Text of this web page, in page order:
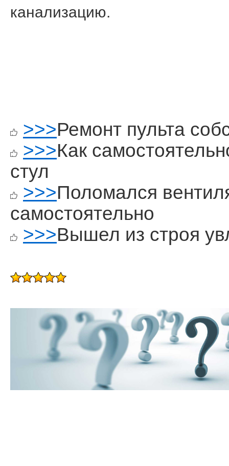
канализацию.
>>>Ремонт пульта
>>>Как
стул
>>>Поломался
самостоятельно
>>>Вышел из строя